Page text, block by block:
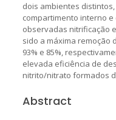
dois ambientes
compartimento interno
observadas nitrificação
sido a máxima remoção
93% e 85%,
elevada eficiência de
nitrito/nitrato formados
Abstract